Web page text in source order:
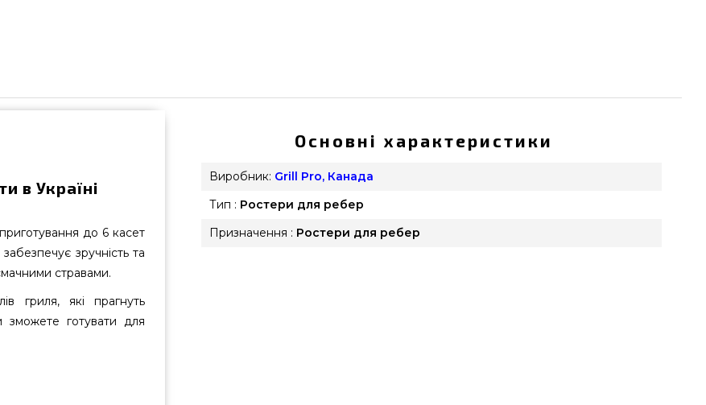
в Україні
до 6 касет
зручність та
стравами.
гриля, які прагнуть
зможете готувати для
Основні характеристики
Виробник: Grill Pro, Канада
Тип : Ростери для ребер
Призначення : Ростери для ребер